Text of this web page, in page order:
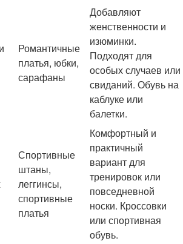
Романтичные
платья, юбки,
сарафаны
Добавляют
женственности и
изюминки.
Подходят для
особых случаев или
свиданий. Обувь на
каблуке или
балетки.
Спортивные
штаны,
леггинсы,
спортивные
платья
Комфортный и
практичный
вариант для
тренировок или
повседневной
носки. Кроссовки
или спортивная
обувь.